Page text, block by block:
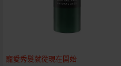
寵愛秀髮就從現在開始